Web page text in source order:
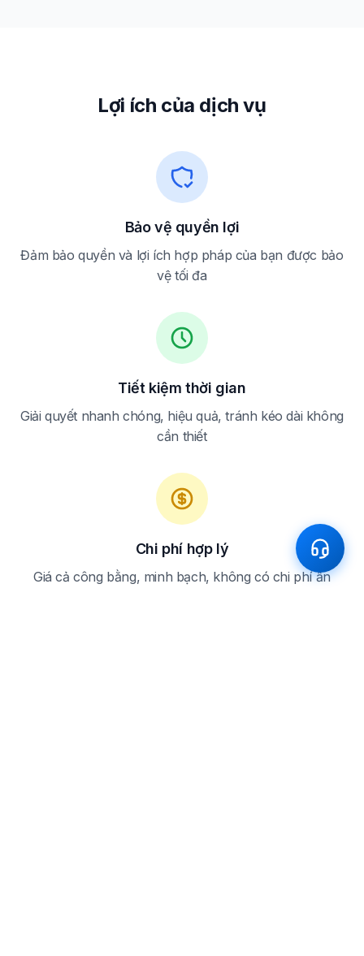
Lợi ích của dịch vụ
Bảo vệ quyền lợi
Đảm bảo quyền và lợi ích hợp pháp của bạn được bảo
vệ tối đa
Tiết kiệm thời gian
Giải quyết nhanh chóng, hiệu quả, tránh kéo dài không
cần thiết
Chi phí hợp lý
Giá cả công bằng, minh bạch, không có chi phí ẩn